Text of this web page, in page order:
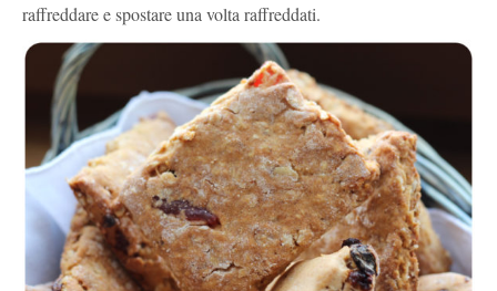
raffreddare e spostare una volta raffreddati.